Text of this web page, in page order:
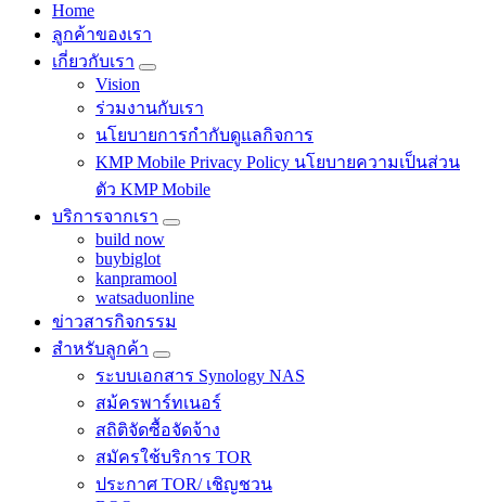
Fintech สำหรับวงการรับเหมาก่อสร้าง สู่อนาคตที่ดีกว่าไปพร้อม
กับเรา เพราะโอกาสรอไม่ได้
Home
ลูกค้าของเรา
เกี่ยวกับเรา
Vision
ร่วมงานกับเรา
นโยบายการกำกับดูแลกิจการ
KMP Mobile Privacy Policy นโยบายความเป็นส่วน
ตัว KMP Mobile
บริการจากเรา
build now
buybiglot
kanpramool
watsaduonline
ข่าวสารกิจกรรม
สำหรับลูกค้า
ระบบเอกสาร Synology NAS
สม้ครพาร์ทเนอร์
สถิติจัดซื้อจัดจ้าง
สมัครใช้บริการ TOR
ประกาศ TOR/ เชิญชวน